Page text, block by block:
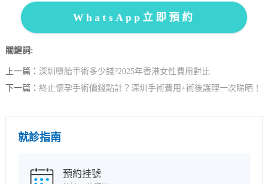
WhatsApp立即預約
關鍵詞:
上一篇： 深圳墮胎手術多少錢?2025年香港女性費用對比
下一篇： 終止懷孕手術價錢點計？深圳手術費用+術後護理一次睇晒！
就診指南
預約挂號